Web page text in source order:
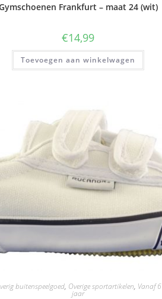
Frankfurt – maat 24 (wit)
€14,99
Toevoegen aan winkelwagen
buitenspeelgoed, Overige sportartikelen, Vanaf 6
jaar